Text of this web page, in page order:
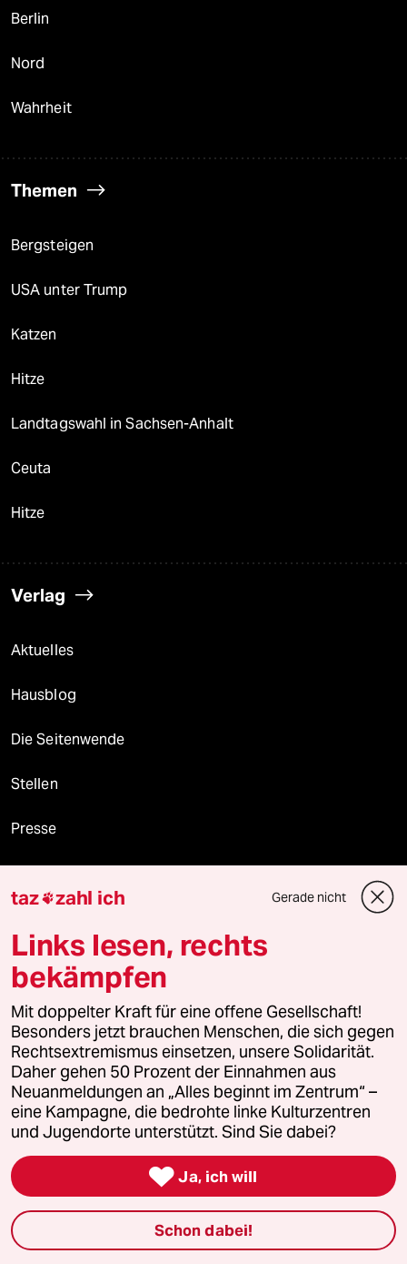
Berlin
Nord
Wahrheit
Themen
Bergsteigen
USA unter Trump
Katzen
Hitze
Landtagswahl in Sachsen-Anhalt
Ceuta
Hitze
Verlag
Aktuelles
Hausblog
Die Seitenwende
Stellen
Presse
Unterstützen
abo
genossenschaft
taz zahl ich
recherchefonds ausland
panterstiftung
panterpreis 2026
taz zahl ich Gerade nicht
Links lesen, rechts
bekämpfen
Mit doppelter Kraft für eine offene Gesellschaft!
Besonders jetzt brauchen Menschen, die sich gegen
Rechtsextremismus einsetzen, unsere Solidarität.
Daher gehen 50 Prozent der Einnahmen aus
Neuanmeldungen an „Alles beginnt im Zentrum“ –
eine Kampagne, die bedrohte linke Kulturzentren
und Jugendorte unterstützt. Sind Sie dabei?
 Ja, ich will
Schon dabei!